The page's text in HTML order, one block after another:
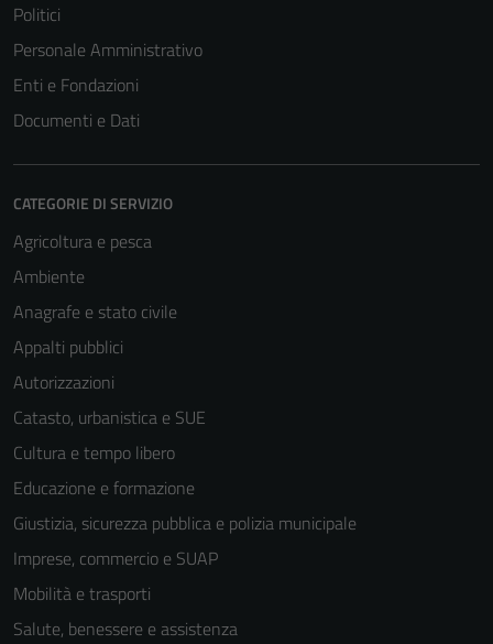
Politici
Personale Amministrativo
Enti e Fondazioni
Documenti e Dati
CATEGORIE DI SERVIZIO
Agricoltura e pesca
Ambiente
Anagrafe e stato civile
Appalti pubblici
Autorizzazioni
Catasto, urbanistica e SUE
Cultura e tempo libero
Educazione e formazione
Giustizia, sicurezza pubblica e polizia municipale
Imprese, commercio e SUAP
Mobilità e trasporti
Salute, benessere e assistenza
personali.